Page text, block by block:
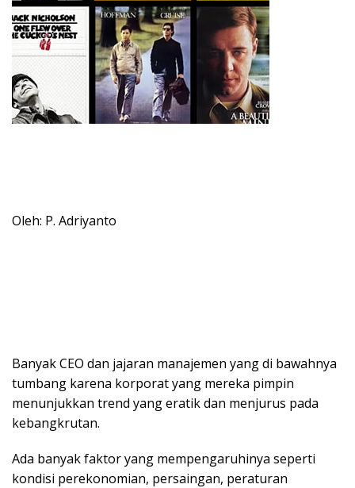
Oleh: P. Adriyanto
Banyak CEO dan jajaran manajemen yang di bawahnya
tumbang karena korporat yang mereka pimpin
menunjukkan trend yang eratik dan menjurus pada
kebangkrutan.
Ada banyak faktor yang mempengaruhinya seperti
kondisi perekonomian, persaingan, peraturan